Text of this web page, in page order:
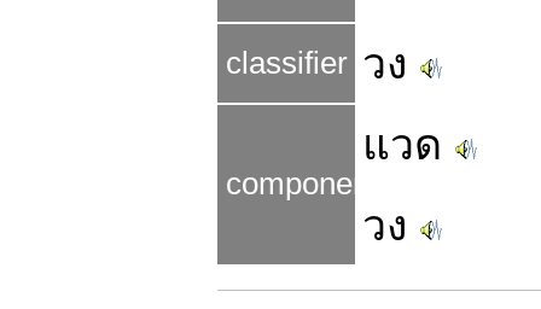
classifier วง
components
แวด
วง